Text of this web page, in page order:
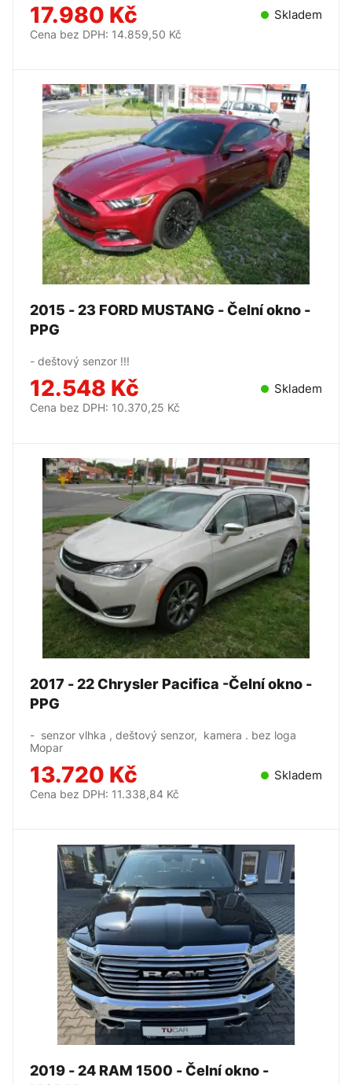
17.980 Kč Skladem
Cena bez DPH: 14.859,50 Kč
2015 - 23 FORD MUSTANG - Čelní okno -
- deštový senzor !!!
12.548 Kč Skladem
Cena bez DPH: 10.370,25 Kč
2017 - 22 Chrysler Pacifica -Čelní okno -
- senzor vlhka , deštový senzor, kamera . bez loga
Mopar
13.720 Kč Skladem
Cena bez DPH: 11.338,84 Kč
2019 - 24 RAM 1500 - Čelní okno -